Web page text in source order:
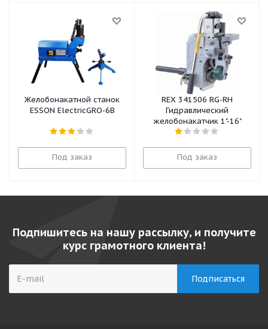
Желобонакатной станок
ESSON ElectricGRO-6B
Под заказ
REX 341506 RG-RH
Гидравлический
желобонакатчик 1"-16"
Под заказ
Подпишитесь на нашу рассылку, и получите
курс грамотного клиента!